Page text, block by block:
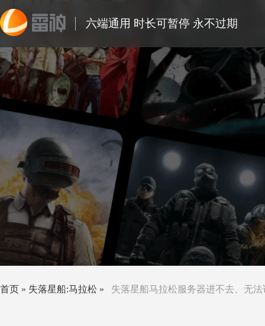
六端通用 时长可暂停 永不过期
首页 » 失落星船:马拉松 » 失落星船马拉松服务器进不去、无